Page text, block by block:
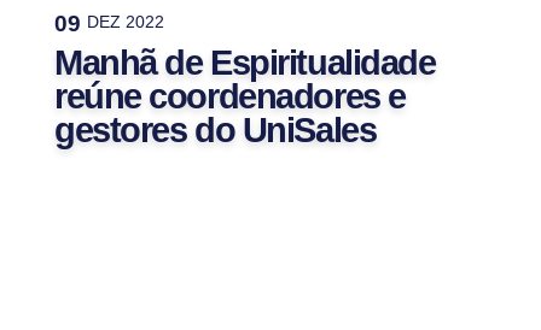
09 DEZ 2022
Manhã de Espiritualidade
reúne coordenadores e
gestores do UniSales